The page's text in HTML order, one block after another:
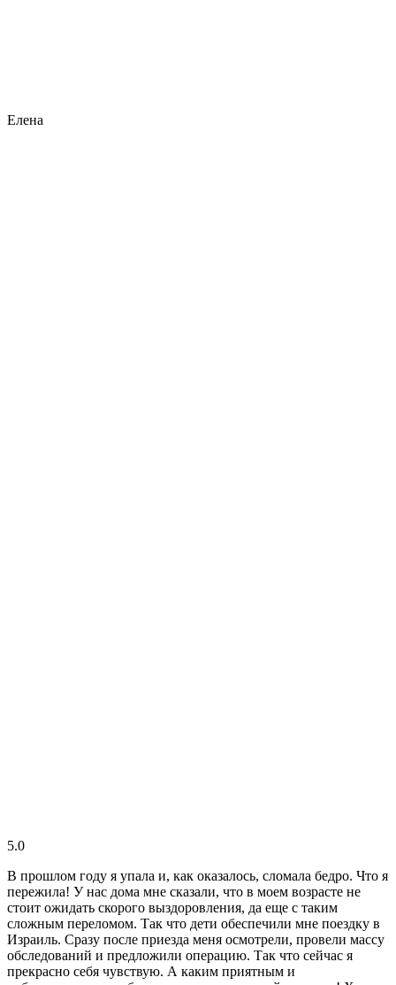
Елена
5.0
В прошлом году я упала и, как оказалось, сломала бедро. Что я
пережила! У нас дома мне сказали, что в моем возрасте не
стоит ожидать скорого выздоровления, да еще с таким
сложным переломом. Так что дети обеспечили мне поездку в
Израиль. Сразу после приезда меня осмотрели, провели массу
обследований и предложили операцию. Так что сейчас я
прекрасно себя чувствую. А каким приятным и